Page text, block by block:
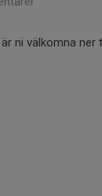
ni välkomna